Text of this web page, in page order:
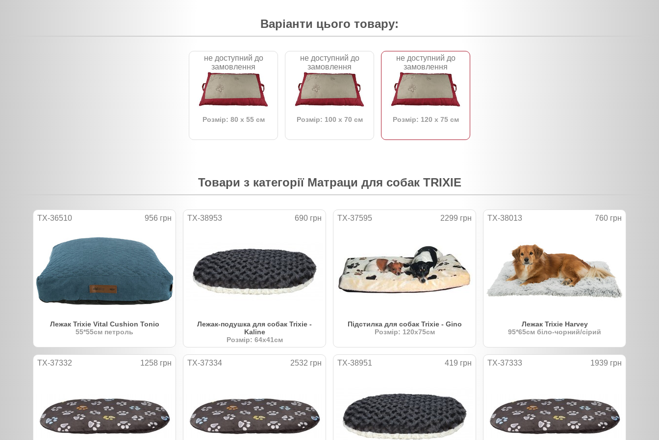
Варіанти цього товару:
не доступний до
замовлення
Розмір: 80 x 55 см
не доступний до
замовлення
Розмір: 100 x 70 см
не доступний до
замовлення
Розмір: 120 x 75 см
Товари з категорії Матраци для собак TRIXIE
TX-36510 956 грн
Лежак Trixie Vital Cushion Tonio
55*55см петроль
TX-38953 690 грн
Лежак-подушка для собак Trixie -
Kaline
Розмір: 64х41см
TX-37595 2299 грн
Підстилка для собак Trixie - Gino
Розмір: 120х75см
TX-38013 760 грн
Лежак Trixie Harvey
95*65см біло-чорний/сірий
TX-37332 1258 грн TX-37334 2532 грн TX-38951 419 грн TX-37333 1939 грн